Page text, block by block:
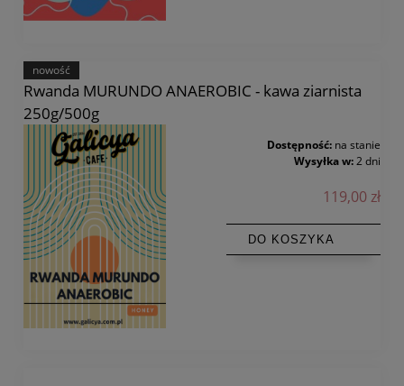
Rwanda MURUNDO ANAEROBIC - kawa ziarnista
250g/500g
Dostępność: na stanie
Wysyłka w:2 dni
119,00 zł
DO KOSZYKA
nowość